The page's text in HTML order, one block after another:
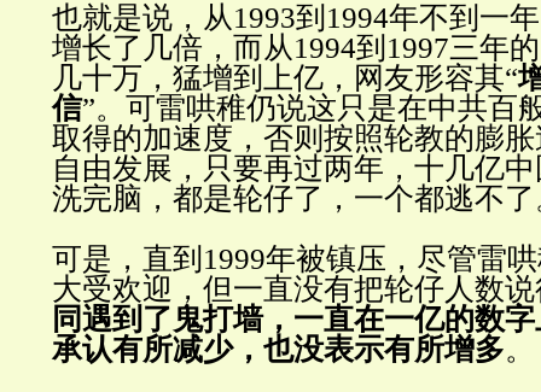
也就是说，从1993到1994年不到一
增长了几倍，而从1994到1997三年
几十万，猛增到上亿，网友形容其“
信”。可雷哄稚仍说这只是在中共百
取得的加速度，否则按照轮教的膨
自由发展，只要再过两年，十几亿
洗完脑，都是轮仔了，一个都逃不
可是，直到1999年被镇压，尽管雷
大受欢迎，但一直没有把轮仔人数
同遇到了鬼打墙，一直在一亿的数
承认有所减少，也没表示有所增多。